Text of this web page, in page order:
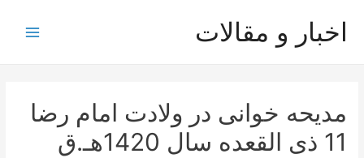
اخبار و مقالات
مدیحه خوانی در ولادت امام رضا
11 ذی القعده سال 1420هـ.ق